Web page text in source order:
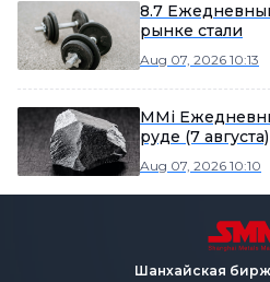
8.7
рынке стали
Aug 07, 2026 10:13
MMi
руде (7 августа)
Aug 07, 2026 10:10
Шанхайская